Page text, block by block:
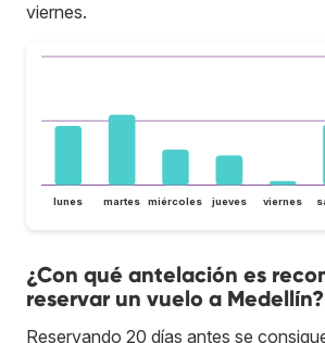
viernes.
lunes martes miércoles jueves viernes
¿Con qué antelación es
reservar un vuelo a Medellín?
Reservando 20 días antes se